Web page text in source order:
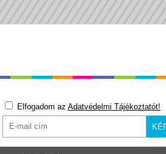
Elfogadom az Adatvédelmi Tájékoztatót!